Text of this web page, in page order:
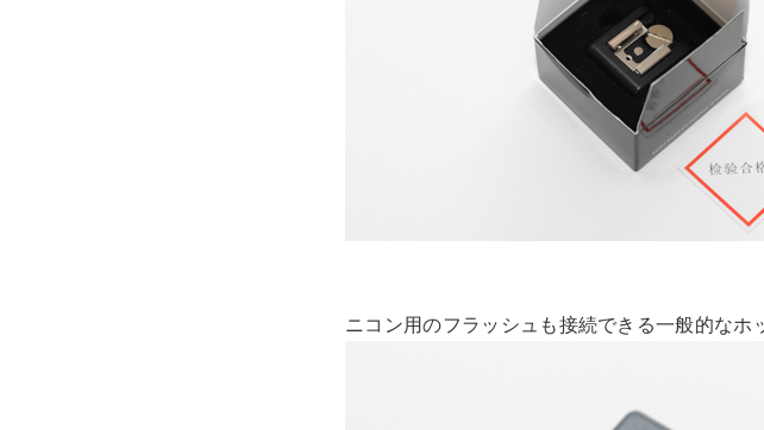
ニコン用のフラッシュも接続できる一般的なホ